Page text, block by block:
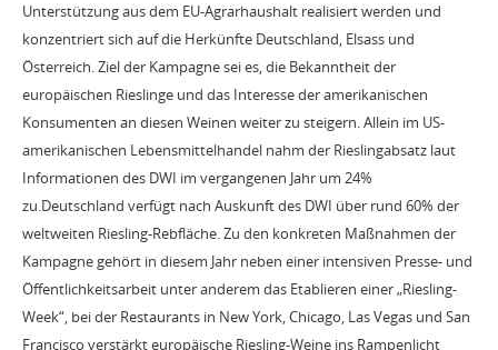
Unterstützung aus dem EU-Agrarhaushalt realisiert werden und
konzentriert sich auf die Herkünfte Deutschland, Elsass und
Österreich. Ziel der Kampagne sei es, die Bekanntheit der
europäischen Rieslinge und das Interesse der amerikanischen
Konsumenten an diesen Weinen weiter zu steigern. Allein im US-
amerikanischen Lebensmittelhandel nahm der Rieslingabsatz laut
Informationen des DWI im vergangenen Jahr um 24%
zu.Deutschland verfügt nach Auskunft des DWI über rund 60% der
weltweiten Riesling-Rebfläche. Zu den konkreten Maßnahmen der
Kampagne gehört in diesem Jahr neben einer intensiven Presse- und
Öffentlichkeitsarbeit unter anderem das Etablieren einer „Riesling-
Week“, bei der Restaurants in New York, Chicago, Las Vegas und San
Francisco verstärkt europäische Riesling-Weine ins Rampenlicht